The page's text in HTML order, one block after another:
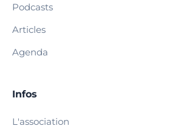
Podcasts
Articles
Agenda
Infos
L'association